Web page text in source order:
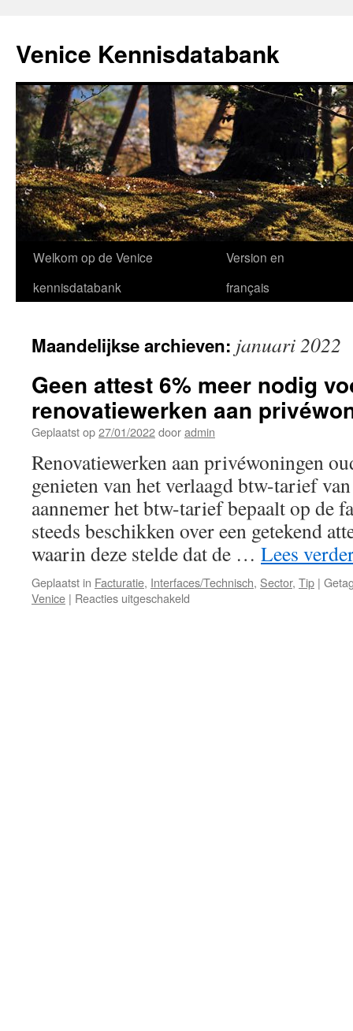
Venice Kennisdatabank
Ga
naar
inhoud
Welkom op de Venice
kennisdatabank
Version en
français
Maandelijkse archieven: januari 2022
Geen attest 6% meer nodig
renovatiewerken aan
Geplaatst op27/01/2022dooradmin
Renovatiewerken aan privéwoningen
genieten van het verlaagd btw-tarief
aannemer het btw-tarief bepaalt op de
steeds beschikken over een getekend
waarin deze stelde dat de … Lees
Geplaatst in Facturatie, Interfaces/Technisch, Sector, Tip |
Venice | Reacties uitgeschakeld